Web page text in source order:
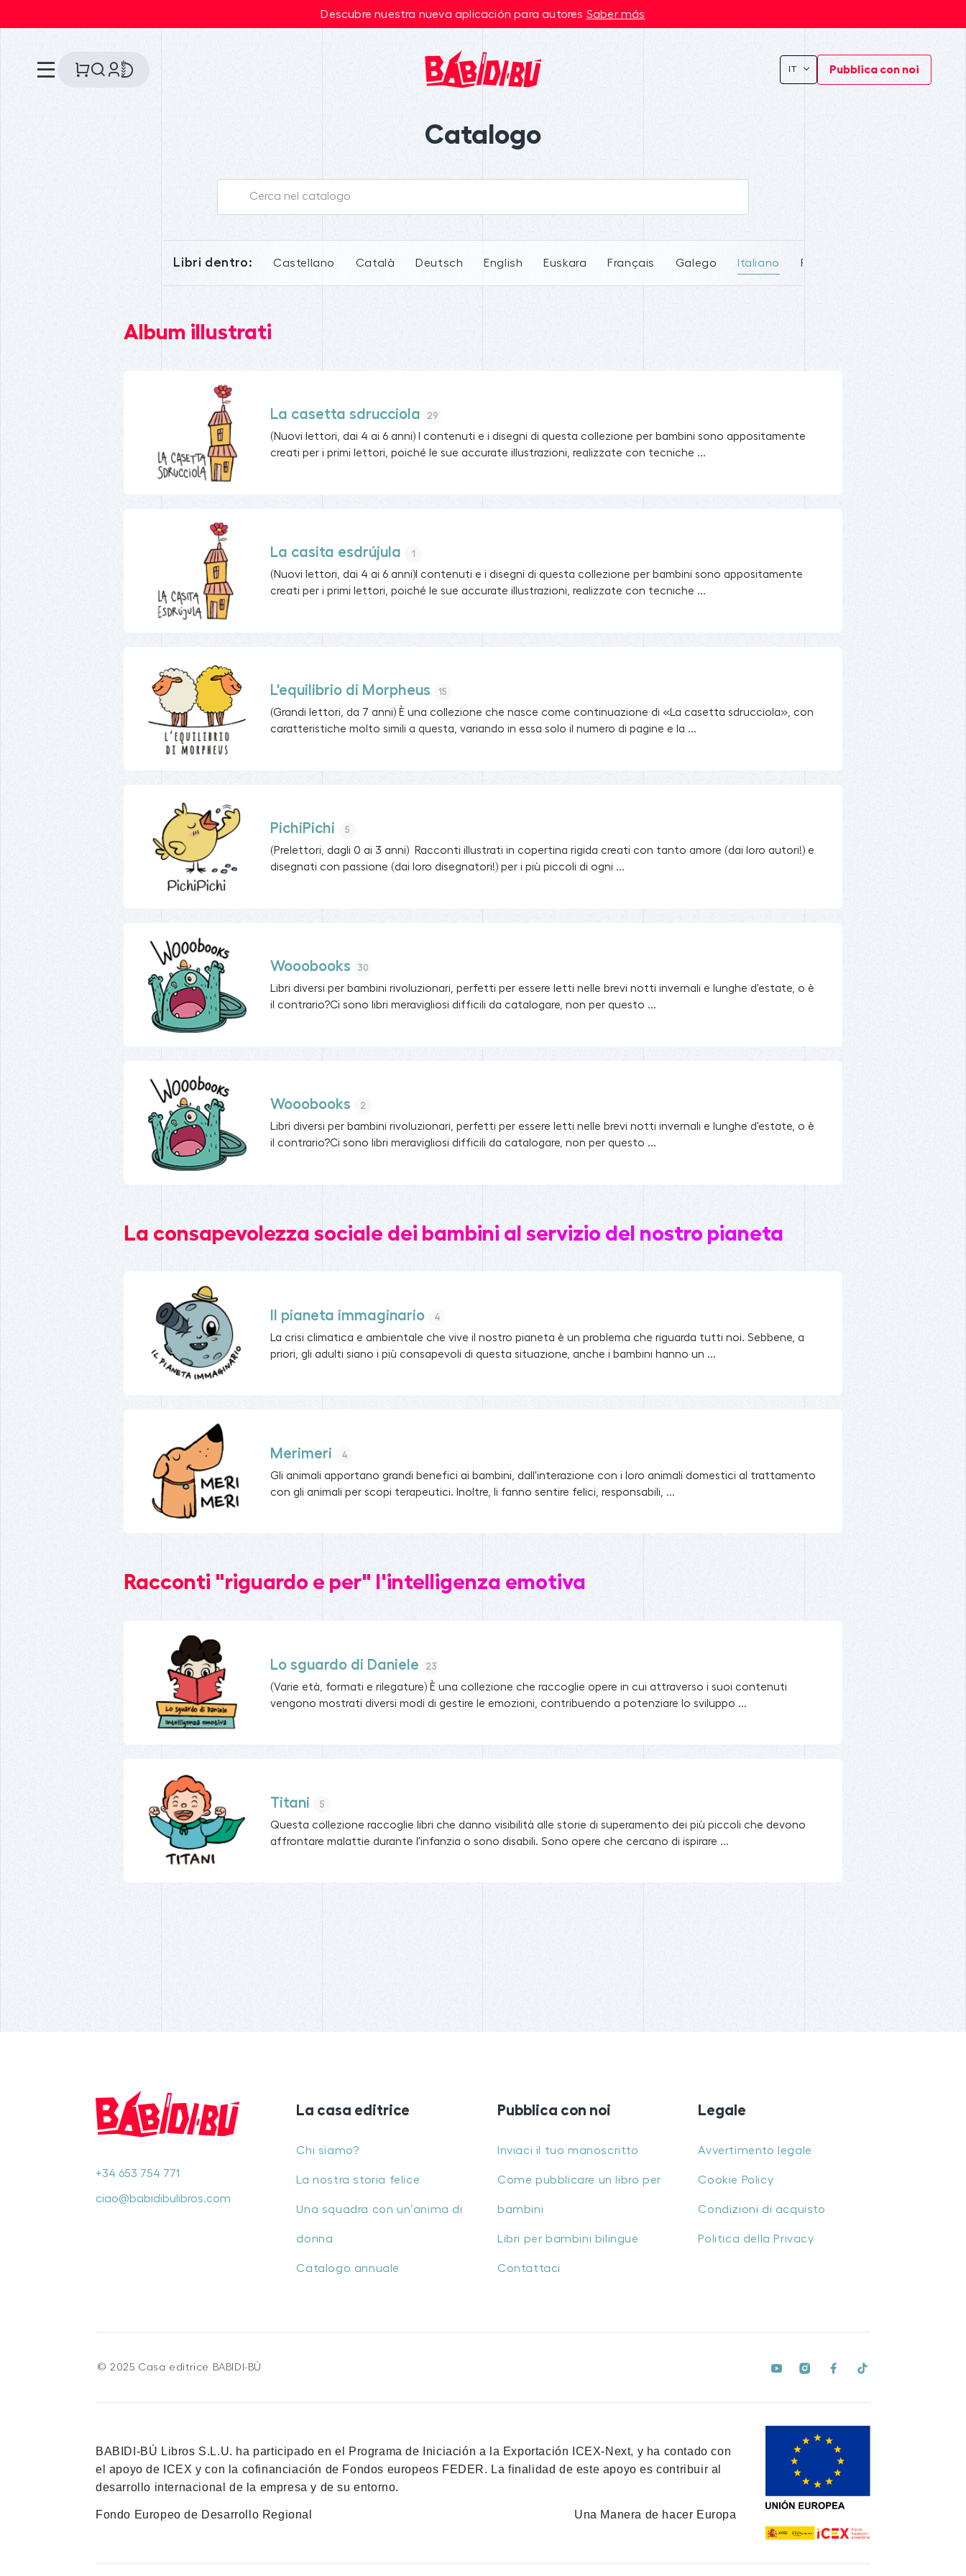
Descubre nuestra nueva aplicación para autores Saber más
IT Pubblica con noi
Catalogo
Libri dentro: Castellano Català Deutsch English Euskara Français Galego Italiano Português
Album illustrati
La casetta sdrucciola 29
(Nuovi lettori, dai 4 ai 6 anni) I contenuti e i disegni di questa collezione per bambini sono appositamente
creati per i primi lettori, poiché le sue accurate illustrazioni, realizzate con tecniche ...
La casita esdrújula 1
(Nuovi lettori, dai 4 ai 6 anni)I contenuti e i disegni di questa collezione per bambini sono appositamente
creati per i primi lettori, poiché le sue accurate illustrazioni, realizzate con tecniche ...
L'equilibrio di Morpheus 15
(Grandi lettori, da 7 anni) È una collezione che nasce come continuazione di «La casetta sdrucciola», con
caratteristiche molto simili a questa, variando in essa solo il numero di pagine e la ...
PichiPichi 5
(Prelettori, dagli 0 ai 3 anni) Racconti illustrati in copertina rigida creati con tanto amore (dai loro autori!) e
disegnati con passione (dai loro disegnatori!) per i più piccoli di ogni ...
Wooobooks 30
Libri diversi per bambini rivoluzionari, perfetti per essere letti nelle brevi notti invernali e lunghe d'estate, o è
il contrario?Ci sono libri meravigliosi difficili da catalogare, non per questo ...
Wooobooks 2
Libri diversi per bambini rivoluzionari, perfetti per essere letti nelle brevi notti invernali e lunghe d'estate, o è
il contrario?Ci sono libri meravigliosi difficili da catalogare, non per questo ...
La consapevolezza sociale dei bambini al servizio del nostro pianeta
Il pianeta immaginario 4
La crisi climatica e ambientale che vive il nostro pianeta è un problema che riguarda tutti noi. Sebbene, a
priori, gli adulti siano i più consapevoli di questa situazione, anche i bambini hanno un ...
Merimeri 4
Gli animali apportano grandi benefici ai bambini, dall'interazione con i loro animali domestici al trattamento
con gli animali per scopi terapeutici. Inoltre, li fanno sentire felici, responsabili, ...
Racconti "riguardo e per" l'intelligenza emotiva
Lo sguardo di Daniele 23
(Varie età, formati e rilegature) È una collezione che raccoglie opere in cui attraverso i suoi contenuti
vengono mostrati diversi modi di gestire le emozioni, contribuendo a potenziare lo sviluppo ...
Titani 5
Questa collezione raccoglie libri che danno visibilità alle storie di superamento dei più piccoli che devono
affrontare malattie durante l'infanzia o sono disabili. Sono opere che cercano di ispirare ...
+34 653 754 771
ciao@babidibulibros.com
La casa editrice
Chi siamo?
La nostra storia felice
Una squadra con un’anima di
donna
Catalogo annuale
Pubblica con noi
Inviaci il tuo manoscritto
Come pubblicare un libro per
bambini
Libri per bambini bilingue
Contattaci
Legale
Avvertimento legale
Cookie Policy
Condizioni di acquisto
Politica della Privacy
© 2025 Casa editrice BABIDI-BÚ
BABIDI-BÚ Libros S.L.U. ha participado en el Programa de Iniciación a la Exportación ICEX-Next, y ha contado con
el apoyo de ICEX y con la cofinanciación de Fondos europeos FEDER. La finalidad de este apoyo es contribuir al
desarrollo internacional de la empresa y de su entorno.
Fondo Europeo de Desarrollo Regional Una Manera de hacer Europa